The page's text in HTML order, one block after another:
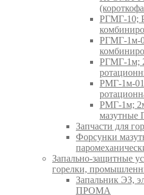
РГМГ-10;
РГМГ-1м-
РГМГ-1м;
РМГ-1м-
РМГ-1м;
Запчасти для
Форсунки
Запально-защитные
горелки,
Запальник ЭЗ,
ПРОМА